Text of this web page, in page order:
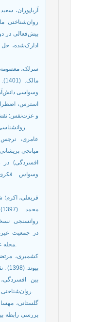
روان‌شناختی
ادارک‌شده،
سرلک،
وسواسی
استرس،
و عزت‌نفس: نقش
روانشناسی و روانپزشکی شناخت، 9 (2)، 1-15.
میانجی
افسردگی) در
وسواس
قربعلی،
روانسنجی
مجله علوم روانشناختی، 17(67)، 379-373.
کشمیری،
بین
روان‌شناختی. مجله روانشناسی، 2(23)، 217-231.
بررسی رابطه